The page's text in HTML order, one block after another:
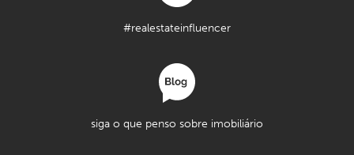
#realestateinfluencer
siga o que penso sobre imobiliário